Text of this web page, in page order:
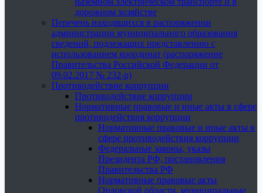
дорожном хозяйстве
Перечень находящихся в распоряжении
администрации муниципального образования
сведений, подлежащих представлению с
использованием координат (распоряжение
Правительства Российской Федерации от
09.02.2017 № 232-р)
Противодействие коррупции
Противодействие коррупции
Нормативные правовые и иные акты в сфере
противодействия коррупции
Нормативные правовые и иные акты в
сфере противодействия коррупции
Федеральные законы, указы
Президента РФ, постановления
Правительства РФ
Нормативные правовые акты
Орловской области, муниципальные